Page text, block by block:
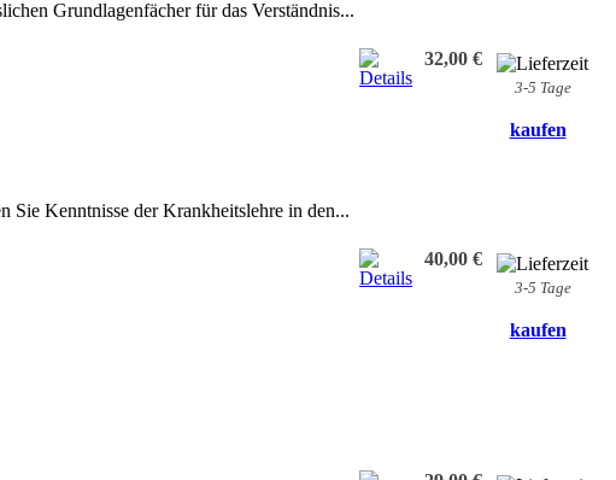
Grundlagenfächer für das Verständnis...
Sie Kenntnisse der Krankheitslehre in den...
32,00 €
3-5 Tage
kaufen
40,00 €
3-5 Tage
kaufen